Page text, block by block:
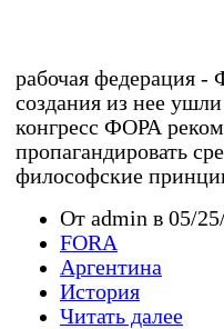
рабочая федерация -
создания из нее
конгресс ФОРА
пропагандировать
философские
От admin в 05/
FORA
Аргентина
История
Читать далее